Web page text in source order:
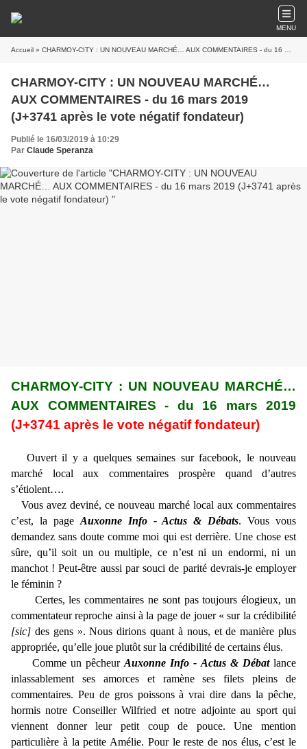
MENU
Accueil » CHARMOY-CITY : UN NOUVEAU MARCHÉ… AUX COMMENTAIRES - du 16 mars 2019 (J+3741 après le vote négatif fondateur)
CHARMOY-CITY : UN NOUVEAU MARCHÉ…
AUX COMMENTAIRES - du 16 mars 2019
(J+3741 après le vote négatif fondateur)
Publié le 16/03/2019 à 10:29
Par Claude Speranza
CHARMOY-CITY : UN NOUVEAU MARCHÉ…
AUX COMMENTAIRES - du 16 mars 2019
(J+3741 après le vote négatif fondateur)
Ouvert il y a quelques semaines sur facebook, le nouveau
marché local aux commentaires prospère quand d’autres
s’étiolent….
Vous avez deviné, ce nouveau marché local aux commentaires
c’est, la page Auxonne Info - Actus & Débats. Vous vous
demandez sans doute comme moi qui est derrière. Une chose est
sûre, qu’il soit un ou multiple, ce n’est ni un endormi, ni un
manchot ! Peut-être aussi par souci de parité devrais-je employer
le féminin ?
Certes, les commentaires ne sont pas toujours élogieux, un
commentateur reproche ainsi à la page de jouer « sur la crédibilité
[sic] des gens ». Nous dirions quant à nous, et de manière plus
appropriée, qu’elle joue plutôt sur la crédibilité de certains élus.
Comme un pêcheurAuxonne Info - Actus & Débatlance
inlassablement ses amorces et ramène ses filets pleins de
commentaires. Peu de gros poissons à vrai dire dans la pêche,
hormis notre Conseiller Wilfried et notre adjointe au sport qui
viennent donner leur petit coup de pouce. Une mention
particulière à la petite Amélie. Pour le reste de nos élus, c’est le